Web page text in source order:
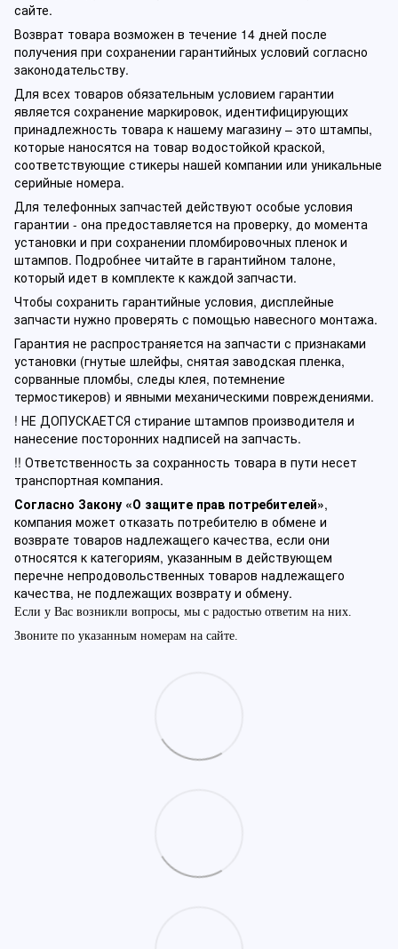
сайте.
Возврат товара возможен в течение 14 дней после
получения при сохранении гарантийных условий согласно
законодательству.
Для всех товаров обязательным условием гарантии
является сохранение маркировок, идентифицирующих
принадлежность товара к нашему магазину – это штампы,
которые наносятся на товар водостойкой краской,
соответствующие стикеры нашей компании или уникальные
серийные номера.
Для телефонных запчастей действуют особые условия
гарантии - она предоставляется на проверку, до момента
установки и при сохранении пломбировочных пленок и
штампов. Подробнее читайте в гарантийном талоне,
который идет в комплекте к каждой запчасти.
Чтобы сохранить гарантийные условия, дисплейные
запчасти нужно проверять с помощью навесного монтажа.
Гарантия не распространяется на запчасти с признаками
установки (гнутые шлейфы, снятая заводская пленка,
сорванные пломбы, следы клея, потемнение
термостикеров) и явными механическими повреждениями.
! НЕ ДОПУСКАЕТСЯ стирание штампов производителя и
нанесение посторонних надписей на запчасть.
!! Ответственность за сохранность товара в пути несет
транспортная компания.
Согласно Закону «О защите прав потребителей»,
компания может отказать потребителю в обмене и
возврате товаров надлежащего качества, если они
относятся к категориям, указанным в действующем
перечне непродовольственных товаров надлежащего
качества, не подлежащих возврату и обмену.
Если у Вас возникли вопросы, мы с радостью ответим на них.
Звоните по указанным номерам на сайте.